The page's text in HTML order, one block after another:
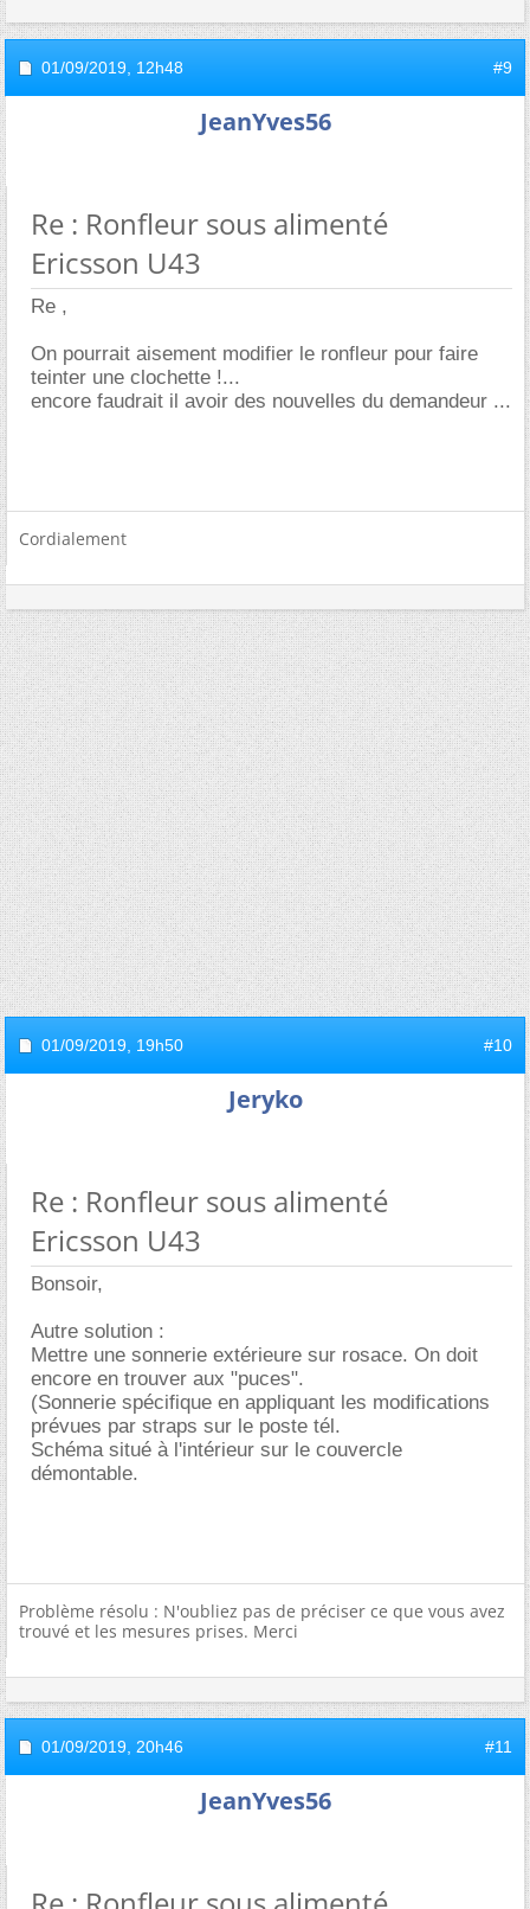
01/09/2019, 12h48 #9
JeanYves56
Re : Ronfleur sous alimenté
Ericsson U43
Re ,
On pourrait aisement modifier le ronfleur pour faire
teinter une clochette !...
encore faudrait il avoir des nouvelles du demandeur ...
Cordialement
01/09/2019, 19h50 #10
Jeryko
Re : Ronfleur sous alimenté
Ericsson U43
Bonsoir,
Autre solution :
Mettre une sonnerie extérieure sur rosace. On doit
encore en trouver aux "puces".
(Sonnerie spécifique en appliquant les modifications
prévues par straps sur le poste tél.
Schéma situé à l'intérieur sur le couvercle
démontable.
Problème résolu : N'oubliez pas de préciser ce que vous avez
trouvé et les mesures prises. Merci
01/09/2019, 20h46 #11
JeanYves56